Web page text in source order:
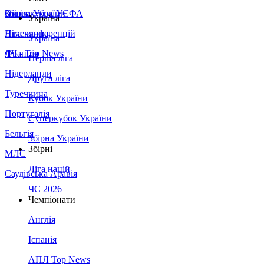
Збірна України
Італія
Німеччина
Франція
Нідерланди
Туреччина
Португалія
Бельгія
МЛС
Саудівська Аравія
Суперкубок УЄФА
Ліга конференцій
ЛЧ - Top News
Україна
Україна
Перша ліга
Друга ліга
Кубок України
Суперкубок України
Збірна України
Збірні
Ліга націй
ЧС 2026
Чемпіонати
Англія
Іспанія
АПЛ Top News